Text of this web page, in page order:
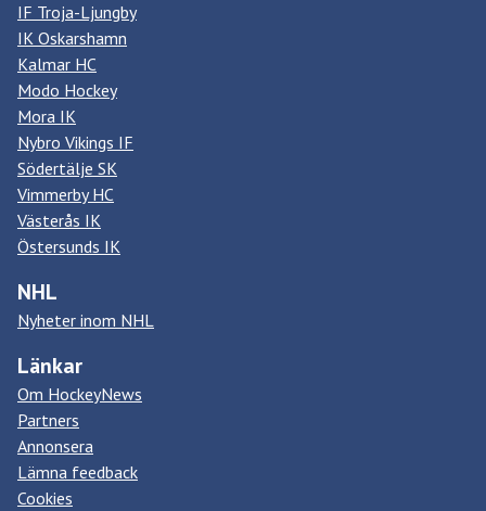
IF Troja-Ljungby
IK Oskarshamn
Kalmar HC
Modo Hockey
Mora IK
Nybro Vikings IF
Södertälje SK
Vimmerby HC
Västerås IK
Östersunds IK
NHL
Nyheter inom NHL
Länkar
Om HockeyNews
Partners
Annonsera
Lämna feedback
Cookies